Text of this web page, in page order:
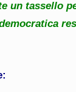
un tassello